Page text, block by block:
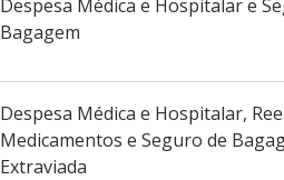
Despesa Médica e Hospitalar e
Bagagem
Despesa Médica e Hospitalar,
Medicamentos e Seguro de
Extraviada